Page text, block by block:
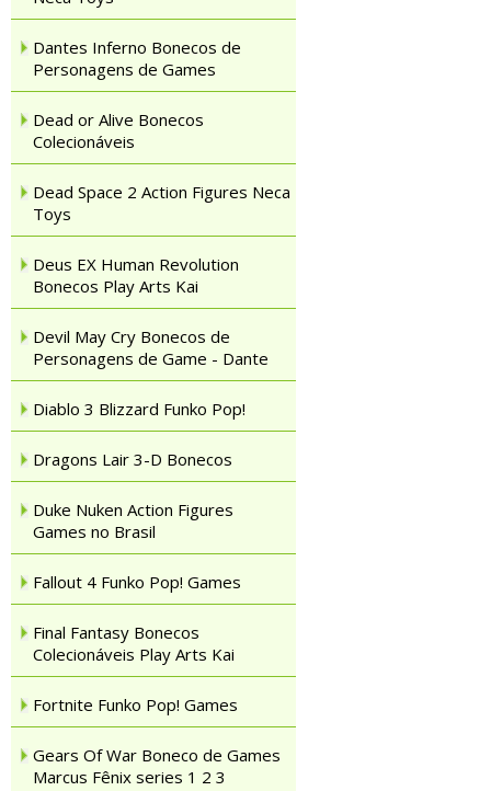
Dantes Inferno Bonecos de
Personagens de Games
Dead or Alive Bonecos
Colecionáveis
Dead Space 2 Action Figures Neca
Toys
Deus EX Human Revolution
Bonecos Play Arts Kai
Devil May Cry Bonecos de
Personagens de Game - Dante
Diablo 3 Blizzard Funko Pop!
Dragons Lair 3-D Bonecos
Duke Nuken Action Figures
Games no Brasil
Fallout 4 Funko Pop! Games
Final Fantasy Bonecos
Colecionáveis Play Arts Kai
Fortnite Funko Pop! Games
Gears Of War Boneco de Games
Marcus Fênix series 1 2 3